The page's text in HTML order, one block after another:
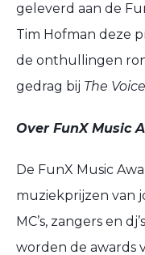
geleverd aan de
Tim Hofman deze
de onthullingen
gedrag bij The
Over FunX Music
De FunX Music
muziekprijzen van
MC’s, zangers en
worden de awards